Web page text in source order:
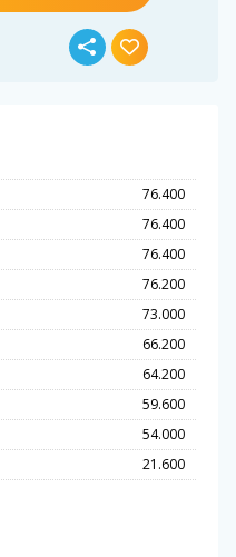
76.400
76.400
76.400
76.200
73.000
66.200
64.200
59.600
54.000
21.600